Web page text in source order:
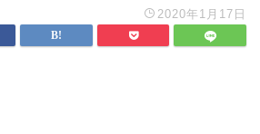
2020年1月17日